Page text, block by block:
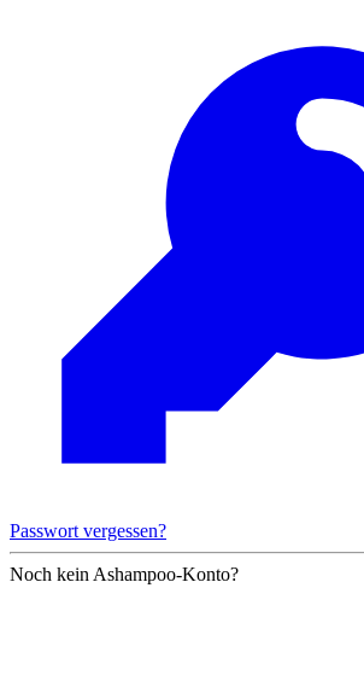
Passwort vergessen?
Noch kein Ashampoo-Konto?